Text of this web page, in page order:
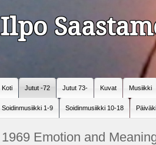
Ilpo
Koti Jutut -72 Jutut 73- Kuvat Musiikki
Soidinmusiikki 1-9 Soidinmusiikki 10-18
1969 Emotion and